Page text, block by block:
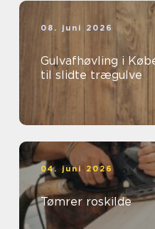
08. juni 2026
Gulvafhøvling i
til slidte trægulve
04. juni 2026
Tømrer roskilde